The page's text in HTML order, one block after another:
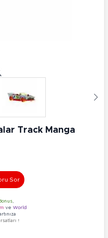
Track Manga
Sor
Bonus
ve World
!